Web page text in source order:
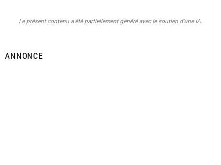
Le présent contenu a été partiellement généré avec le soutien d’une IA.
ANNONCE